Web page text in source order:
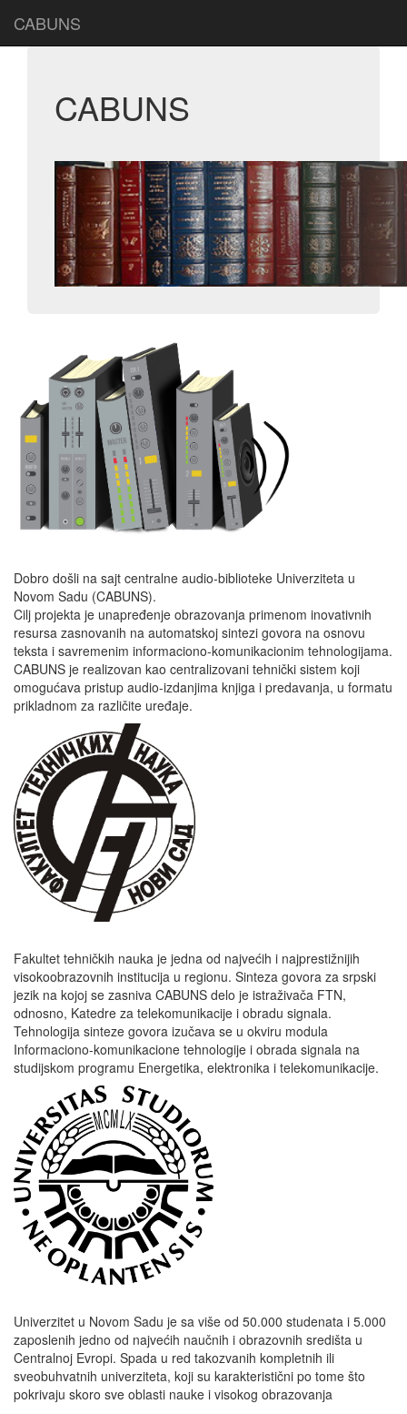
CABUNS
CABUNS
Dobro došli na sajt centralne audio-biblioteke Univerziteta u
Novom Sadu (CABUNS).
Cilj projekta je unapređenje obrazovanja primenom inovativnih
resursa zasnovanih na automatskoj sintezi govora na osnovu
teksta i savremenim informaciono-komunikacionim tehnologijama.
CABUNS je realizovan kao centralizovani tehnički sistem koji
omogućava pristup audio-izdanjima knjiga i predavanja, u formatu
prikladnom za različite uređaje.
Fakultet tehničkih nauka je jedna od najvećih i najprestižnijih
visokoobrazovnih institucija u regionu. Sinteza govora za srpski
jezik na kojoj se zasniva CABUNS delo je istraživača FTN,
odnosno, Katedre za telekomunikacije i obradu signala.
Tehnologija sinteze govora izučava se u okviru modula
Informaciono-komunikacione tehnologije i obrada signala na
studijskom programu Energetika, elektronika i telekomunikacije.
Univerzitet u Novom Sadu je sa više od 50.000 studenata i 5.000
zaposlenih jedno od najvećih naučnih i obrazovnih središta u
Centralnoj Evropi. Spada u red takozvanih kompletnih ili
sveobuhvatnih univerziteta, koji su karakteristični po tome što
pokrivaju skoro sve oblasti nauke i visokog obrazovanja